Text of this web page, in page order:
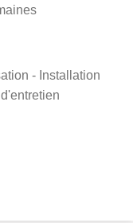
- Installation